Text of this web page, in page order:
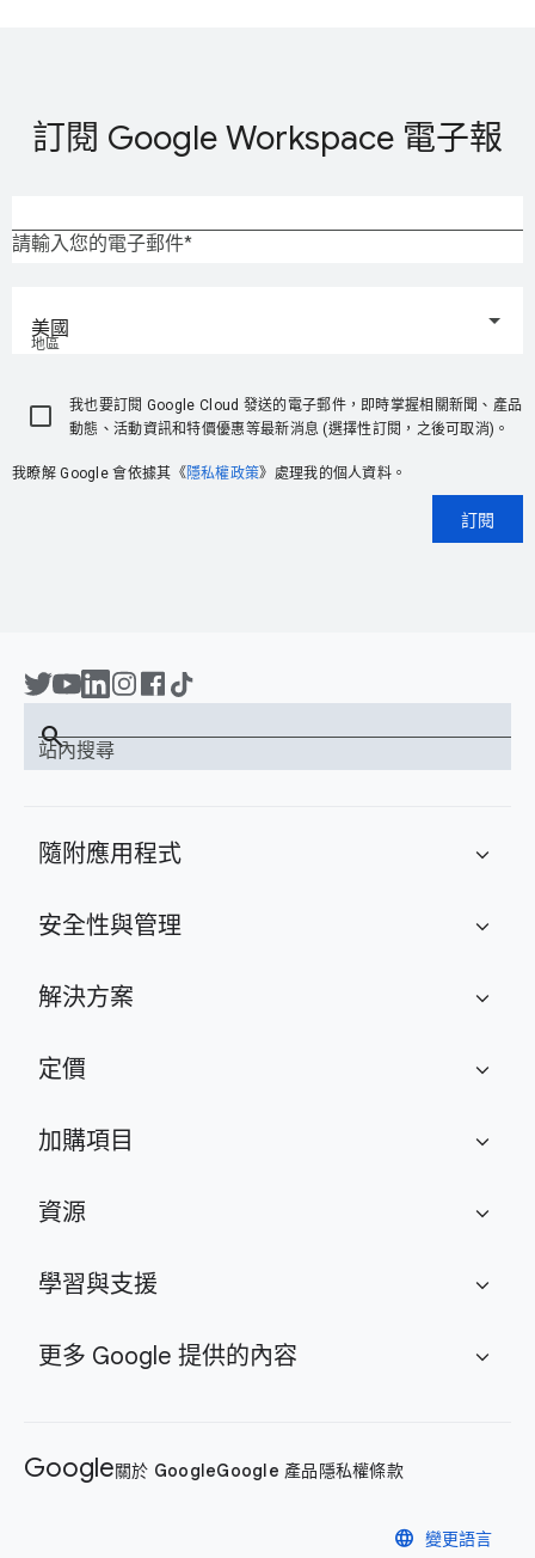
訂閱 Google Workspace 電子報
請輸入您的電子郵件
地區
美國
我也要訂閱 Google Cloud 發送的電子郵件，即時掌握相關新聞、產品
動態、活動資訊和特價優惠等最新消息 (選擇性訂閱，之後可取消)。
我瞭解 Google 會依據其《隱私權政策》處理我的個人資料。
訂閱
站內搜尋
search
隨附應用程式 expand_more
安全性與管理 expand_more
解決方案 expand_more
定價 expand_more
加購項目 expand_more
資源 expand_more
學習與支援 expand_more
更多 Google 提供的內容 expand_more
Google關於 GoogleGoogle 產品隱私權條款
language 變更語言